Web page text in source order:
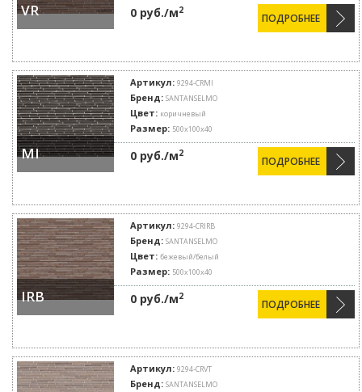
VR 0 руб./м2
ПОДРОБНЕЕ
MI
Артикул: 9294-CRMI
Бренд: SANTANSELMO
Цвет: коричневый
Размер: 500х100х40
0 руб./м2
ПОДРОБНЕЕ
IRB
Артикул: 9294-CRIRB
Бренд: SANTANSELMO
Цвет: бежевый/белый
Размер: 500х100х40
0 руб./м2
ПОДРОБНЕЕ
Артикул: 9294-CRVT
Бренд: SANTANSELMO